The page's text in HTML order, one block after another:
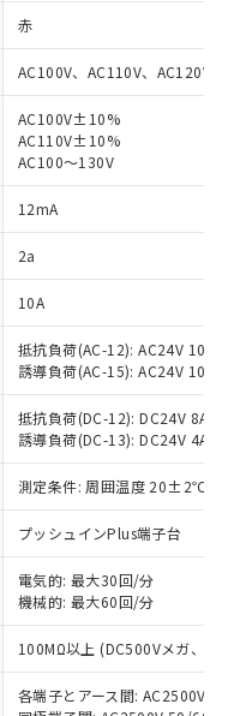
赤
AC100V、AC110V、AC120V
AC100V±10%
AC110V±10%
AC100～130V
12mA
2a
10A
抵抗負荷(AC-12): AC24V 10A/
誘導負荷(AC-15): AC24V
抵抗負荷(DC-12): DC24V 8A/
誘導負荷(DC-13): DC24V 4A/
測定条件: 周囲温度 20±2℃、
プッシュインPlus端子台
電気的: 最大30回/分
機械的: 最大60回/分
100MΩ以上 (DC500Vメガ、点
各端子とアース間: AC2500V
、同意のうえ
御機器事業取扱
び標準価格
だくもので
商品の中には、
なる商品もある
。
格照会結果は、
点での社内デー
ものであり、閲
があることをご
（10物質）の
可能な商品で
物質）の非含
る予定のある
令（10物質）の
応品を出す予
令（10物質）の
たは確認中の
無形物で、有
です。
有部品として
た場合などや
ます。
以下、 カド
ポリ臭化ビフェニル
が中国RoHSの
ます。
が中国RoHSの
します。
売部門へお問
品のうち、外国
に定める商品
いう）を輸出
る場合は、日本
は役務取引許
要な手続きを